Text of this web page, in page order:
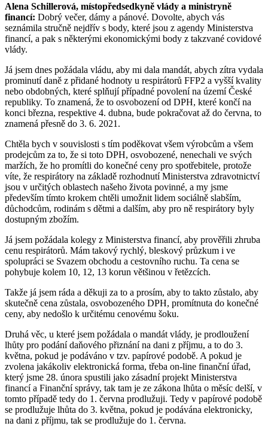
Alena Schillerová, místopředsedkyně vlády a ministryně
financí: Dobrý večer, dámy a pánové. Dovolte, abych vás
seznámila stručně nejdřív s body, které jsou z agendy Ministerstva
financí, a pak s některými ekonomickými body z takzvané covidové
vlády.
Já jsem dnes požádala vládu, aby mi dala mandát, abych zítra vydala
prominutí daně z přidané hodnoty u respirátorů FFP2 a vyšší kvality
nebo obdobných, které splňují případné povolení na území České
republiky. To znamená, že to osvobození od DPH, které končí na
konci března, respektive 4. dubna, bude pokračovat až do června, to
znamená přesně do 3. 6. 2021.
Chtěla bych v souvislosti s tím poděkovat všem výrobcům a všem
prodejcům za to, že si toto DPH, osvobozené, nenechali ve svých
maržích, že ho promítli do konečné ceny pro spotřebitele, protože
víte, že respirátory na základě rozhodnutí Ministerstva zdravotnictví
jsou v určitých oblastech našeho života povinné, a my jsme
především tímto krokem chtěli umožnit lidem sociálně slabším,
důchodcům, rodinám s dětmi a dalším, aby pro ně respirátory byly
dostupným zbožím.
Já jsem požádala kolegy z Ministerstva financí, aby prověřili zhruba
cenu respirátorů. Mám takový rychlý, bleskový průzkum i ve
spolupráci se Svazem obchodu a cestovního ruchu. Ta cena se
pohybuje kolem 10, 12, 13 korun většinou v řetězcích.
Takže já jsem ráda a děkuji za to a prosím, aby to takto zůstalo, aby
skutečně cena zůstala, osvobozeného DPH, promítnuta do konečné
ceny, aby nedošlo k určitému cenovému šoku.
Druhá věc, u které jsem požádala o mandát vlády, je prodloužení
lhůty pro podání daňového přiznání na dani z příjmu, a to do 3.
května, pokud je podáváno v tzv. papírové podobě. A pokud je
zvolena jakákoliv elektronická forma, třeba on-line finanční úřad,
který jsme 28. února spustili jako zásadní projekt Ministerstva
financí a Finanční správy, tak tam je ze zákona lhůta o měsíc delší, v
tomto případě tedy do 1. června prodlužuji. Tedy v papírové podobě
se prodlužuje lhůta do 3. května, pokud je podávána elektronicky,
na dani z příjmu, tak se prodlužuje do 1. června.